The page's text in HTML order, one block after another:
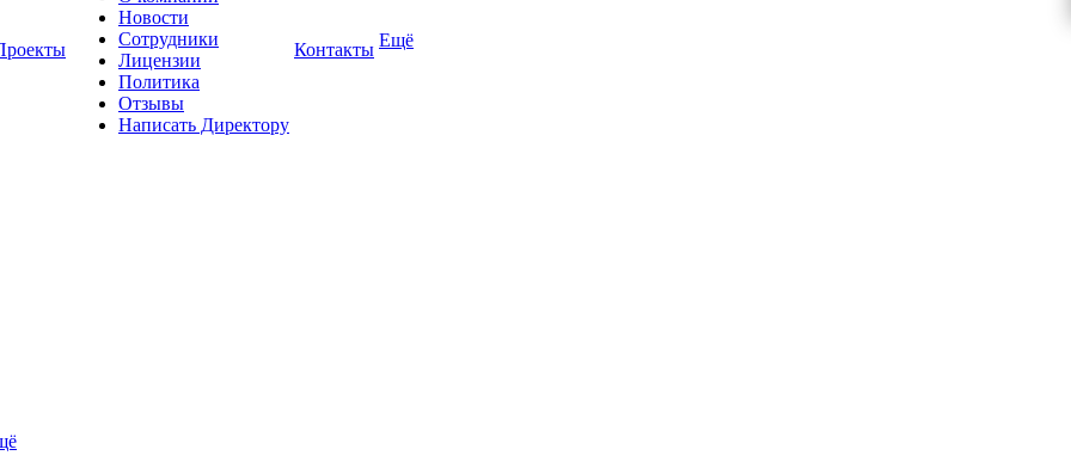
Новости
Сотрудники
Лицензии
Политика
Отзывы
Написать Директору
Контакты Ещё